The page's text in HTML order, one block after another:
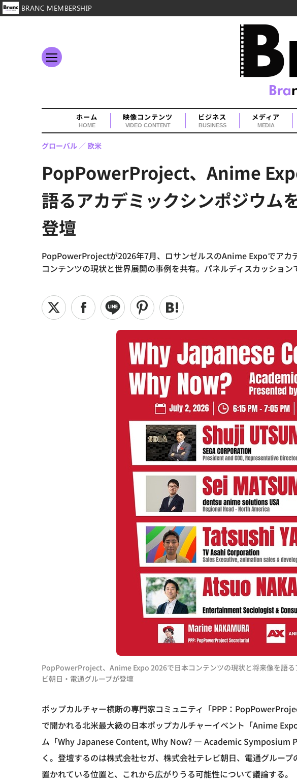
ホーム
HOME
映像コンテンツ
VIDEO CONTENT
ビジネス
BUSINESS
メディア
MEDIA
PopPowerProject、Anime
語るアカデミックシンポジウム
登壇
PopPowerProjectが2026年7月、ロサンゼルスのAnime Expoでアカ
コンテンツの現状と世界展開の事例を共有。パネルディスカッション
グローバル 欧米
PopPowerProject、Anime Expo 2026で日本コンテンツの現状と将来像を語
ビ朝日・電通グループが登壇
ポップカルチャー横断の専門家コミュニティ「PPP：
で開かれる北米最大級の日本ポップカルチャーイベント「Anime
ム「Why Japanese Content, Why Now? — Academic Symposium
く。登壇するのは株式会社セガ、株式会社テレビ朝日、電通グルー
置かれている位置と、これから広がりうる可能性について議論する。
BRANC MEMBERSHIP